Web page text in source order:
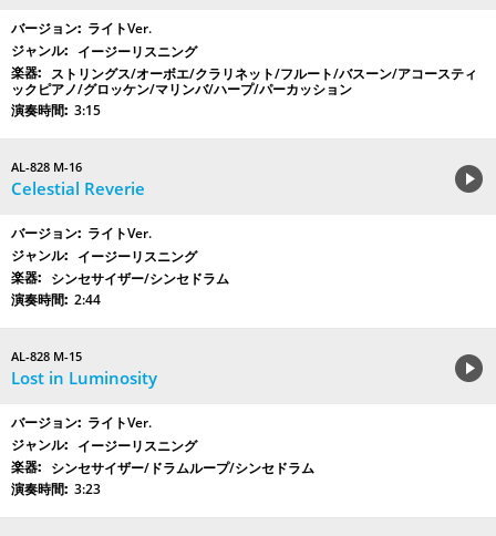
ライトVer.
イージーリスニング
ストリングス/オーボエ/クラリネット/フルート/バスーン/アコースティ
ックピアノ/グロッケン/マリンバ/ハープ/パーカッション
3:15
AL-828 M-16
Celestial Reverie
ライトVer.
イージーリスニング
シンセサイザー/シンセドラム
2:44
AL-828 M-15
Lost in Luminosity
ライトVer.
イージーリスニング
シンセサイザー/ドラムループ/シンセドラム
3:23